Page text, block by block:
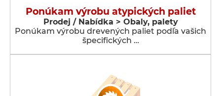
Ponúkam výrobu atypických paliet
Prodej / Nabídka > Obaly, palety
Ponúkam výrobu drevených paliet podľa vašich
špecifických …